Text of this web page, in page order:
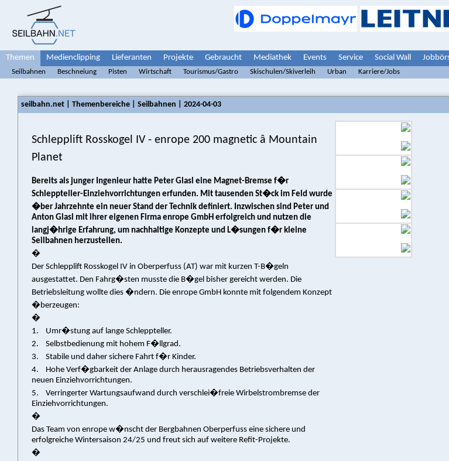
Themen Medienclipping Lieferanten Projekte Gebraucht Mediathek Events Service Social Wall
Seilbahnen Beschneiung Pisten Wirtschaft Tourismus/Gastro Skischulen/Skiverleih Urban Karriere/Jobs
seilbahn.net | Themenbereiche | Seilbahnen | 2024-04-03
Schlepplift Rosskogel IV - enrope 200 magnetic â Mountain
Planet
Bereits als junger Ingenieur hatte Peter Glasl eine Magnet-Bremse f�r
Schleppteller-Einziehvorrichtungen erfunden. Mit tausenden St�ck im Feld wurde
�ber Jahrzehnte ein neuer Stand der Technik definiert. Inzwischen sind Peter und
Anton Glasl mit ihrer eigenen Firma enrope GmbH erfolgreich und nutzen die
langj�hrige Erfahrung, um nachhaltige Konzepte und L�sungen f�r kleine
Seilbahnen herzustellen.
�
Der Schlepplift Rosskogel IV in Oberperfuss (AT) war mit kurzen T-B�geln
ausgestattet. Den Fahrg�sten musste die B�gel bisher gereicht werden. Die
Betriebsleitung wollte dies �ndern. Die enrope GmbH konnte mit folgendem Konzept
�berzeugen:
�
1.
Umr�stung auf lange Schleppteller.
2.
Selbstbedienung mit hohem F�llgrad.
3.
Stabile und daher sichere Fahrt f�r Kinder.
4.
Hohe Verf�gbarkeit der Anlage durch herausragendes Betriebsverhalten der
neuen Einziehvorrichtungen.
5.
Verringerter Wartungsaufwand durch verschlei�freie Wirbelstrombremse der
Einziehvorrichtungen.
�
Das Team von enrope w�nscht der Bergbahnen Oberperfuss eine sichere und
erfolgreiche Wintersaison 24/25 und freut sich auf weitere Refit-Projekte.
�